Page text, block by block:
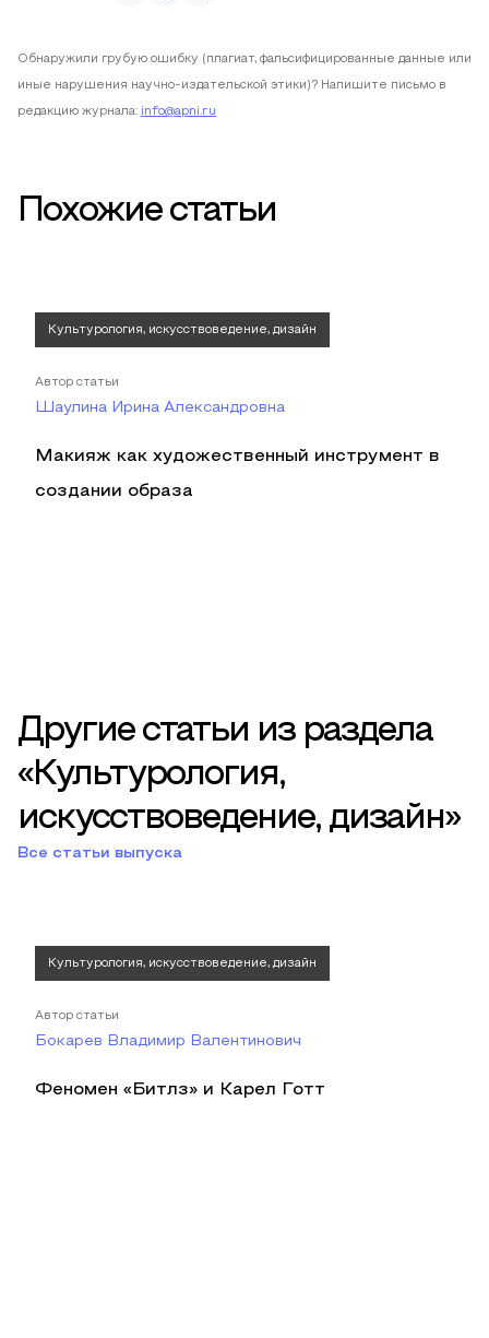
Обнаружили грубую ошибку (плагиат, фальсифицированные данные или
иные нарушения научно-издательской этики)? Напишите письмо в
редакцию журнала: info@apni.ru
Похожие статьи
Культурология, искусствоведение, дизайн
Автор статьи
Шаулина Ирина Александровна
Макияж как художественный инструмент в
создании образа
Другие статьи из раздела
«Культурология,
искусствоведение, дизайн»
Все статьи выпуска
Культурология, искусствоведение, дизайн
Автор статьи
Бокарев Владимир Валентинович
Феномен «Битлз» и Карел Готт